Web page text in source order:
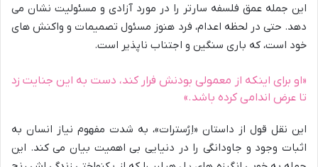
این جمله عمق فلسفه سارتر را در مورد آزادی و مسئولیت نشان می
دهد. حتی در لحظه اعدام، فرد هنوز مسئول تصمیمات و واکنش های
خود است، که باری سنگین و اجتناب ناپذیر است.
«او برای اینکه از معمولی بودنش فرار کند، دست به این جنایت زد
تا عرض اندامی کرده باشد.»
این نقل قول از داستان «اِرُسترات»، به شدت مفهوم نیاز انسان به
اثبات وجود و جاودانگی را در دنیایی بی اهمیت بیان می کند. این